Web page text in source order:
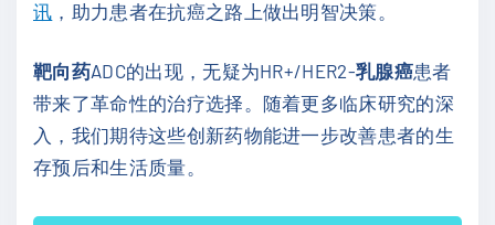
讯 ，助力患者在抗癌之路上做出明智决策。
靶向药ADC的出现，无疑为HR+/HER2-乳腺癌患者
带来了革命性的治疗选择。随着更多临床研究的深
入，我们期待这些创新药物能进一步改善患者的生
存预后和生活质量。